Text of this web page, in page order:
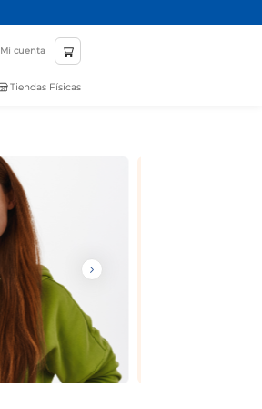
Mi cuenta
Tiendas Físicas